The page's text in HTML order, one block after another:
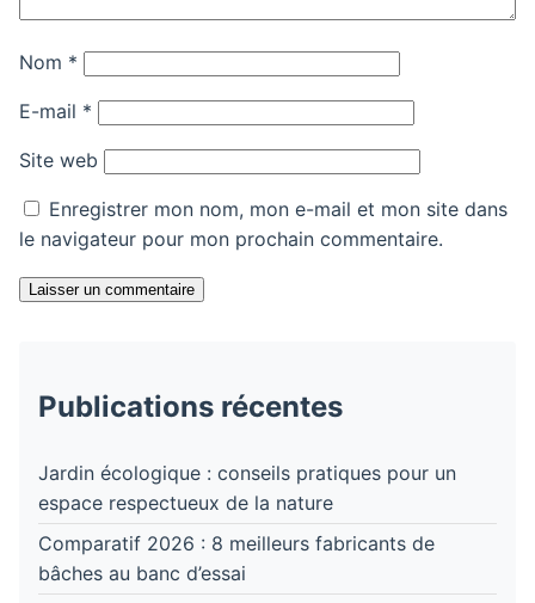
Nom *
E-mail *
Site web
Enregistrer mon nom, mon e-mail et mon site dans
le navigateur pour mon prochain commentaire.
Laisser un commentaire
Publications récentes
Jardin écologique : conseils pratiques pour un
espace respectueux de la nature
Comparatif 2026 : 8 meilleurs fabricants de
bâches au banc d’essai